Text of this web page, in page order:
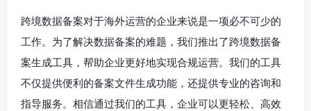
跨境数据备案对于海外运营的企业来说是一项必不可少的
工作。为了解决数据备案的难题，我们推出了跨境数据备
案生成工具，帮助企业更好地实现合规运营。我们的工具
不仅提供便利的备案文件生成功能，还提供专业的咨询和
指导服务。相信通过我们的工具，企业可以更轻松、高效